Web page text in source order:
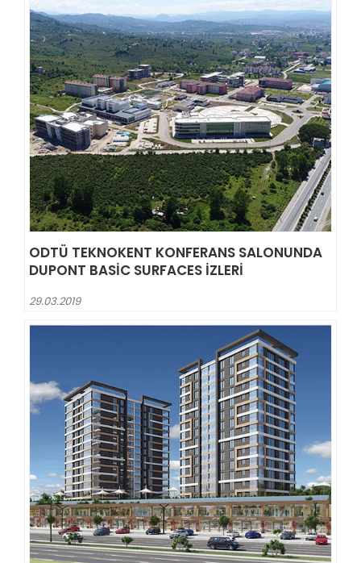
ODTÜ TEKNOKENT KONFERANS SALONUNDA
DUPONT BASIC SURFACES IZLERI
29.03.2019